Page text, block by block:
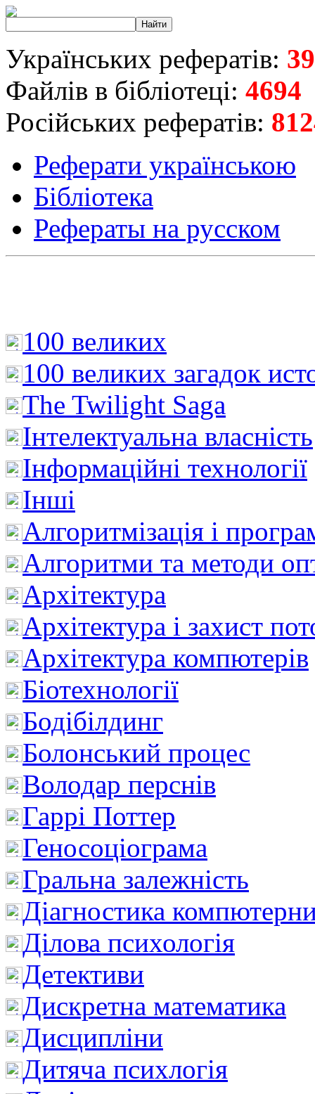
Українських рефератів:
Файлів в бібліотеці: 4694
Російських рефератів:
Реферати українською
Бібліотека
Рефераты на русском
100 великих
100 великих загадок
The Twilight Saga
Інтелектуальна влaсність
Інформаційні технології
Інші
Алгоритмізація і
Алгоритми та методи
Архітектура
Архітектура і захист
Архітектура компютерів
Біотехнології
Бодібілдинг
Болонський процес
Володар перснів
Гаррі Поттер
Геносоціограма
Гральна залежність
Діагностика
Ділова психологія
Детективи
Дискретна математика
Дисципліни
Дитяча психлогія